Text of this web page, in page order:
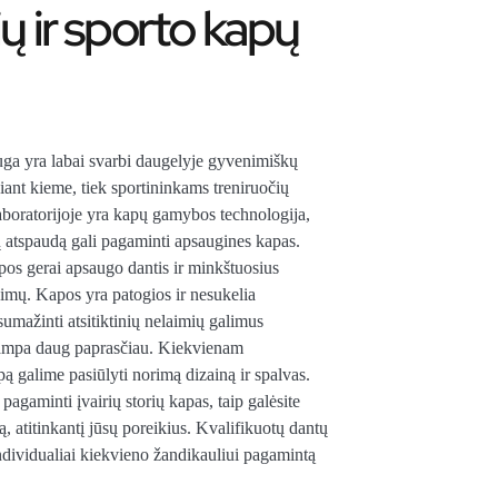
ir sporto kapų
yra labai svarbi daugelyje gyvenimiškų
kieme, tiek sportininkams treniruočių
yra kapų gamybos technologija,
gali pagaminti apsaugines kapas.
gerai apsaugo dantis ir minkštuosius
Kapos yra patogios ir nesukelia
atsitiktinių nelaimių galimus
daug paprasčiau. Kiekvienam
galime pasiūlyti norimą dizainą ir spalvas.
įvairių storių kapas, taip galėsite
atitinkantį jūsų poreikius. Kvalifikuotų dantų
kiekvieno žandikauliui pagamintą